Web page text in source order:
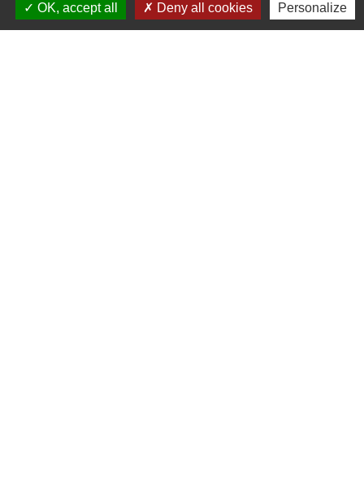
14 rue de Normandie - LUITRE
35133 Luitré-Dompierre - FRANCE
OK, accept all
Deny all cookies Personalize